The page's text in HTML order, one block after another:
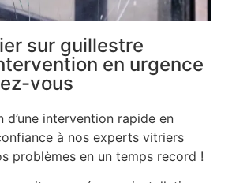
sur guillestre
en urgence
vous
d’une intervention rapide en
à nos experts vitriers
problèmes en un temps record !